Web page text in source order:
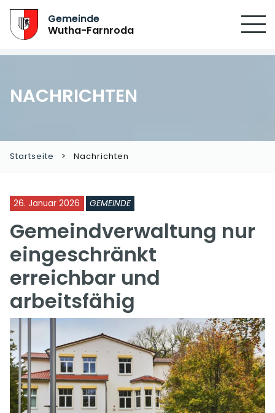
Gemeinde
Wutha-Farnroda
NACHRICHTEN
Startseite Nachrichten
26. Januar 2026 GEMEINDE
Gemeindverwaltung nur
eingeschränkt
erreichbar und
arbeitsfähig